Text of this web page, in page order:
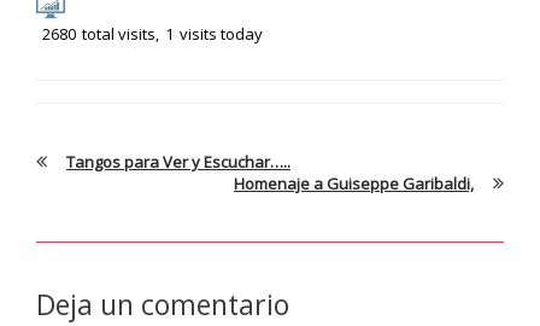
2680 total visits, 1 visits today
Tangos para Ver y Escuchar…..
Homenaje a Guiseppe Garibaldi,
Deja un comentario